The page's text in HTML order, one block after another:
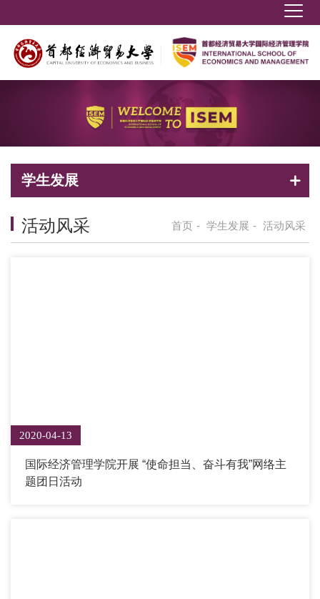
学生发展
首页 - 学生发展 - 活动风采
活动风采
2020-04-13
国际经济管理学院开展 “使命担当、奋斗有我”网络主
题团日活动